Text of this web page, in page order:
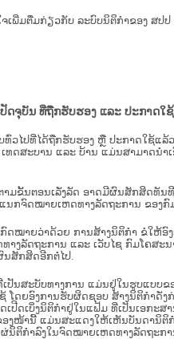
ເພີ່ມຕື່ມກ່ຽວກັບ ລະບົບນິຕິກຳຂອງ ສປປ
ດຈຸບັນ ທີ່ຖືກ​ຮັບ​ຮອງ ແລະ ປະກາດໃ
ວໄປທີ່ໄດ້ຖືກ​ຮັບ​ຮອງ ຫຼື ປະກາດໃຊ້ແ
ດ​ສະ​ບານ ແລະ ບ້ານ ແມ່ນສາມາດນຳ
ມຂັ້ນຕອນເລັ່ງລັດ ອາດມີຜົນສັກສິດທັນ
ນກຈົດ​ໝາຍ​ເຫດ​ທາງ​ລັດ​ຖະ​ການ​ ຂອງ
ໝາຍ​ວ່າ​ດ້ວຍ​ ການ​ສ້າງ​ນິ​ຕິ​ກຳ ຂໍໃຫ້ອົ
ງ​ລັດ​ຖະ​ການ ແລະ ເວັບໄຊ​ ກົມໂຄສ
ນ​ສັກ​ສິດ​ອີກ​ຕໍ່​ໄປ.
ນສະບັບທາງການ ແມ່ນຢູ່ໃນຮູບແບບຂອ
ໂດຍອົງການຮັບຜິດຊອບ ສ້າງນິຕິກຳດັ່ງ
ປີດເບິ່ງນິຕິກຳຢູ່ໃນແຟ້ມ ທີ່ເປັນເອກະ
ງໜ້ານີ້ ແມ່ນສະແດງໃຫ້ເຫັນບັນດານິຕິ
ນິຕິກຳລົງໃນຈົດໝາຍເຫດທາງລັດຖະກ